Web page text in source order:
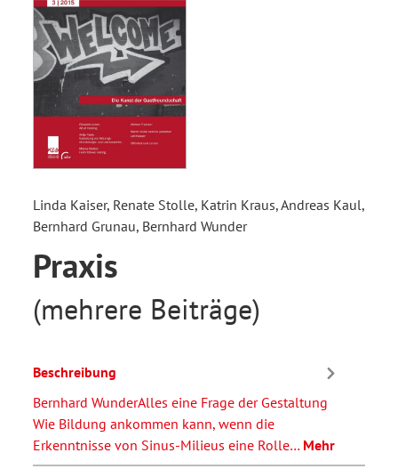
Linda Kaiser, Renate Stolle, Katrin Kraus, Andreas Kaul,
Bernhard Grunau, Bernhard Wunder
Praxis
(mehrere Beiträge)
Beschreibung
Bernhard WunderAlles eine Frage der Gestaltung
Wie Bildung ankommen kann, wenn die
Erkenntnisse von Sinus-Milieus eine Rolle… Mehr